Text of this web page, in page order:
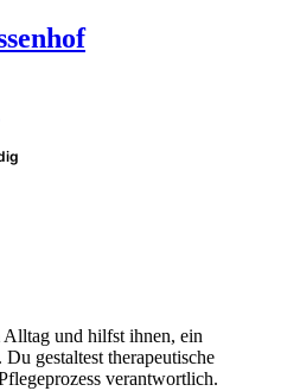
und hilfst ihnen, ein
gestaltest therapeutische
verantwortlich.